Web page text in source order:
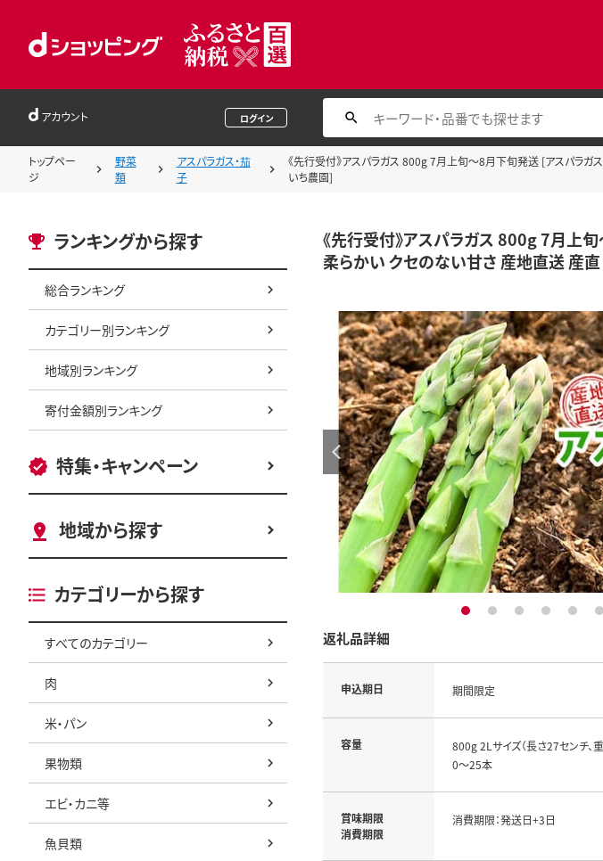
アカウント ログイン
トップペー
ジ
野菜
類
アスパラガス・茄
子
《先行受付》アスパラガス 800g 7月上旬～8月下旬発送 [アスパラ
いち農園]
ランキングから探す
総合ランキング
カテゴリー別ランキング
地域別ランキング
寄付金額別ランキング
特集・キャンペーン
地域から探す
カテゴリーから探す
すべてのカテゴリー
肉
米・パン
果物類
エビ・カニ等
魚貝類
《先行受付》アスパラガス 800g 7月上
柔らかい クセのない甘さ 産地直送 産
1 2 3 4 5 6
返礼品詳細
申込期日 期間限定
容量
800g 2Lサイズ（長さ27センチ、
0～25本
賞味期限
消費期限
消費期限：発送日+3日